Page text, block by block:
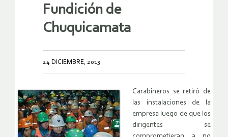
Fundición de
Chuquicamata
24 DICIEMBRE, 2013
Carabineros se retiró de
las instalaciones de la
empresa luego de que los
dirigentes se